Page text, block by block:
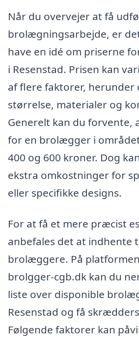
Når du overvejer at få
brolægningsarbejde, er
have en idé om priserne
i Resenstad. Prisen kan
af flere faktorer, herunder
størrelse, materialer og
Generelt kan du forvente,
for en brolægger i
400 og 600 kroner. Dog
ekstra omkostninger for
eller specifikke designs.
For at få et mere præcist
anbefales det at indhente
brolæggere. På
brolgger-cgb.dk kan du
liste over disponible
Resenstad og få
Følgende faktorer kan